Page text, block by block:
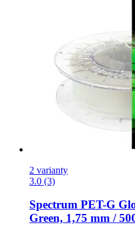
2 varianty
3.0 (3)
Spectrum PET-​G
Green, 1,75 mm /